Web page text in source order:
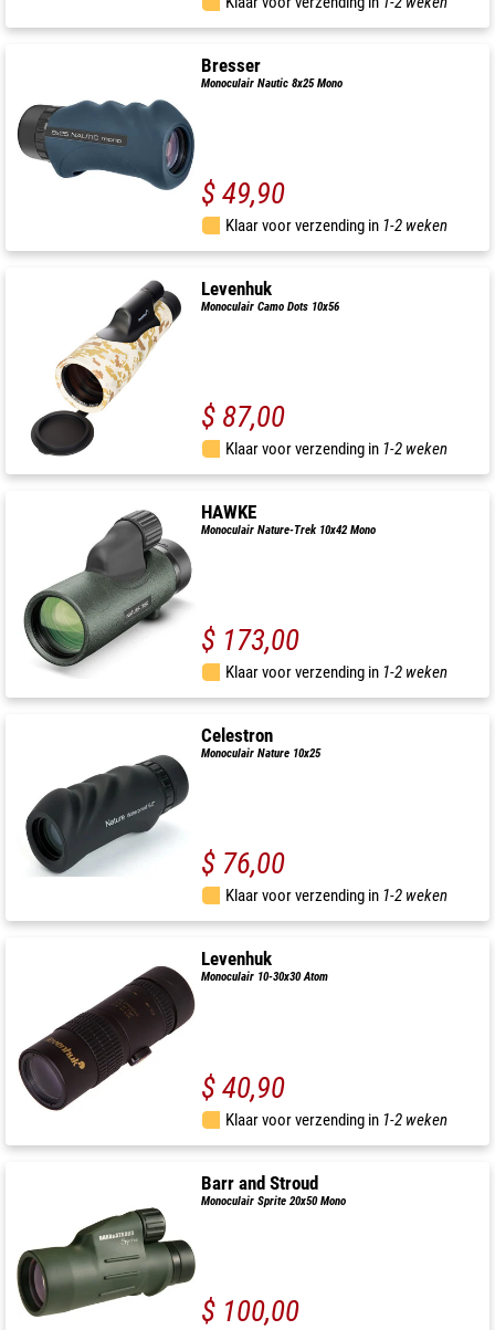
Bresser
Monoculair Nautic 8x25 Mono
$ 49,90
Klaar voor verzending in 1-2 weken
Levenhuk
Monoculair Camo Dots 10x56
$ 87,00
Klaar voor verzending in 1-2 weken
HAWKE
Monoculair Nature-Trek 10x42 Mono
$ 173,00
Klaar voor verzending in 1-2 weken
Celestron
Monoculair Nature 10x25
$ 76,00
Klaar voor verzending in 1-2 weken
Levenhuk
Monoculair 10-30x30 Atom
$ 40,90
Klaar voor verzending in 1-2 weken
Barr and Stroud
Monoculair Sprite 20x50 Mono
$ 100,00